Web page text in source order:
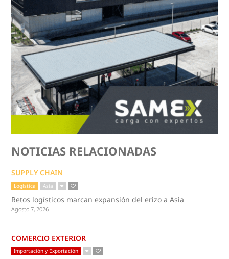
NOTICIAS RELACIONADAS
SUPPLY CHAIN
Logística Asia
Retos logísticos marcan expansión del erizo a Asia
Agosto 7, 2026
COMERCIO EXTERIOR
Importación y Exportación